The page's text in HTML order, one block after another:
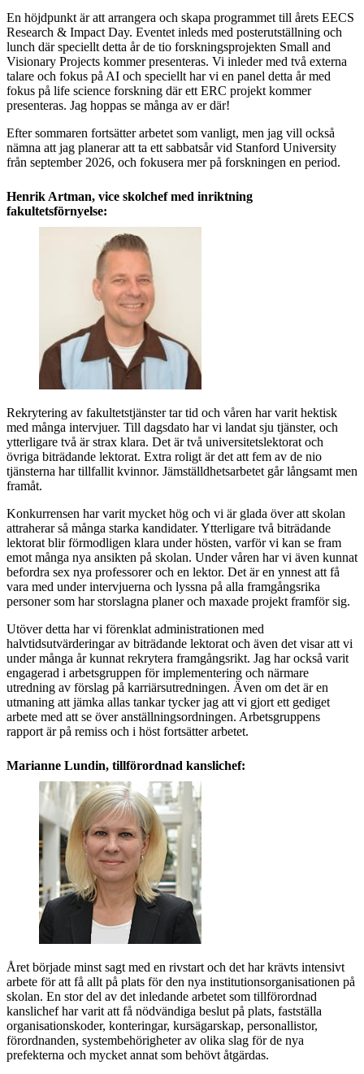
En höjdpunkt är att arrangera och skapa programmet till årets EECS
Research & Impact Day. Eventet inleds med posterutställning och
lunch där speciellt detta år de tio forskningsprojekten Small and
Visionary Projects kommer presenteras. Vi inleder med två externa
talare och fokus på AI och speciellt har vi en panel detta år med
fokus på life science forskning där ett ERC projekt kommer
presenteras. Jag hoppas se många av er där!
Efter sommaren fortsätter arbetet som vanligt, men jag vill också
nämna att jag planerar att ta ett sabbatsår vid Stanford University
från september 2026, och fokusera mer på forskningen en period.
Henrik Artman, vice skolchef med inriktning
fakultetsförnyelse:
Rekrytering av fakultetstjänster tar tid och våren har varit hektisk
med många intervjuer. Till dagsdato har vi landat sju tjänster, och
ytterligare två är strax klara. Det är två universitetslektorat och
övriga biträdande lektorat. Extra roligt är det att fem av de nio
tjänsterna har tillfallit kvinnor. Jämställdhetsarbetet går långsamt men
framåt.
Konkurrensen har varit mycket hög och vi är glada över att skolan
attraherar så många starka kandidater. Ytterligare två biträdande
lektorat blir förmodligen klara under hösten, varför vi kan se fram
emot många nya ansikten på skolan. Under våren har vi även kunnat
befordra sex nya professorer och en lektor. Det är en ynnest att få
vara med under intervjuerna och lyssna på alla framgångsrika
personer som har storslagna planer och maxade projekt framför sig.
Utöver detta har vi förenklat administrationen med
halvtidsutvärderingar av biträdande lektorat och även det visar att vi
under många år kunnat rekrytera framgångsrikt. Jag har också varit
engagerad i arbetsgruppen för implementering och närmare
utredning av förslag på karriärsutredningen. Även om det är en
utmaning att jämka allas tankar tycker jag att vi gjort ett gediget
arbete med att se över anställningsordningen. Arbetsgruppens
rapport är på remiss och i höst fortsätter arbetet.
Marianne Lundin, tillförordnad kanslichef:
Året började minst sagt med en rivstart och det har krävts intensivt
arbete för att få allt på plats för den nya institutionsorganisationen på
skolan. En stor del av det inledande arbetet som tillförordnad
kanslichef har varit att få nödvändiga beslut på plats, fastställa
organisationskoder, konteringar, kursägarskap, personallistor,
förordnanden, systembehörigheter av olika slag för de nya
prefekterna och mycket annat som behövt åtgärdas.